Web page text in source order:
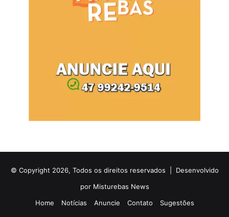
© Copyright 2026, Todos os direitos reservados | Desenvolvido
por Misturebas News
Home
Notícias Anuncie Contato Sugestões